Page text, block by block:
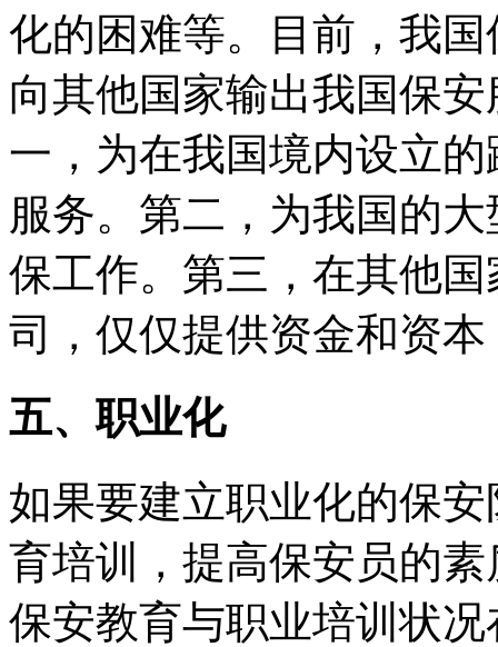
化的困难等。目前，我
向其他国家输出我国保
一，为在我国境内设立
服务。第二，为我国的
保工作。第三，在其他
司，仅仅提供资金和资
五、职业化
如果要建立职业化的保
育培训，提高保安员的
保安教育与职业培训状